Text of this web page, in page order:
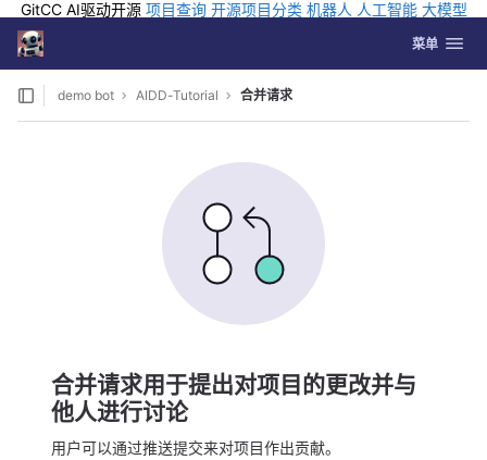
GitCC AI驱动开源 项目查询 开源项目分类 机器人 人工智能 大模型
排行
Skip to content
GitLab 切换导航
菜单
demo bot AIDD-Tutorial 合并请求
合并请求用于提出对项目的更改并与
他人进行讨论
用户可以通过推送提交来对项目作出贡献。